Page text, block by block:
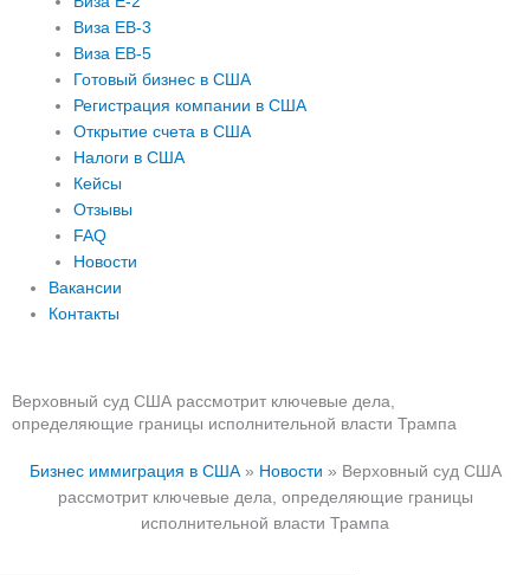
Виза EB-3
Виза EB-5
Готовый бизнес в США
Регистрация компании в США
Открытие счета в США
Налоги в США
Кейсы
Отзывы
FAQ
Новости
Вакансии
Контакты
Верховный суд США рассмотрит ключевые дела,
определяющие границы исполнительной власти Трампа
Бизнес иммиграция в США» Новости » Верховный суд США
рассмотрит ключевые дела, определяющие границы
исполнительной власти Трампа